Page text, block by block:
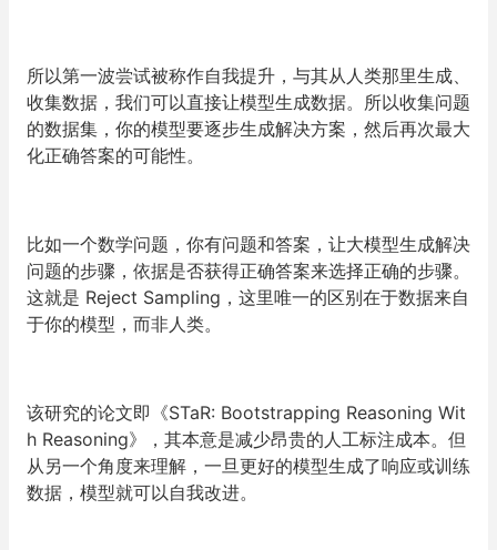
所以第一波尝试被称作自我提升 ，与其从人类那里生成、
收集数据，我们可以直接让模型生成数据。所以收集问题
的数据集，你的模型要逐步生成解决方案，然后再次最大
化正确答案的可能性。
比如一个数学问题，你有问题和答案，让大模型生成解决
问题的步骤，依据是否获得正确答案来选择正确的步骤。
这就是 Reject Sampling ，这里唯一的区别在于数据来自
于你的模型，而非人类。
该研究的论文即《STaR: Bootstrapping Reasoning Wit
h Reasoning》，其本意是减少昂贵的人工标注成本。但
从另一个角度来理解， 一旦更好的模型生成了响应或训练
数据，模型就可以自我改进。